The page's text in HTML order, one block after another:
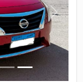
P
r
e